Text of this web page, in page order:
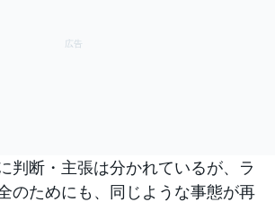
判断・主張は分かれているが、ラ
のためにも、同じような事態が再